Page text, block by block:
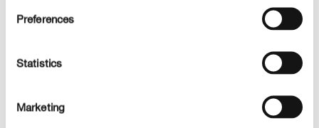
Preferences
Statistics
Marketing
Ex. tomate, concombre, courgette, courge, petit pois,
Les légumes-fruits (ou, selon l’espèce, les